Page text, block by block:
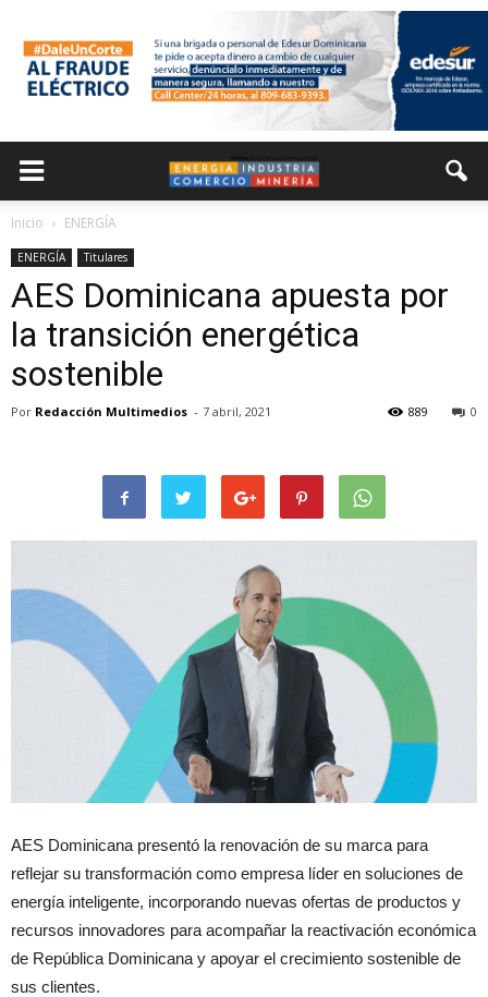
Inicio ENERGÍA
ENERGÍA Titulares
AES Dominicana apuesta por
la transición energética
sostenible
Por Redacción Multimedios - 7 abril, 2021 0
889
AES Dominicana presentó la renovación de su marca para
reflejar su transformación como empresa líder en soluciones de
energía inteligente, incorporando nuevas ofertas de productos y
recursos innovadores para acompañar la reactivación económica
de República Dominicana y apoyar el crecimiento sostenible de
sus clientes.